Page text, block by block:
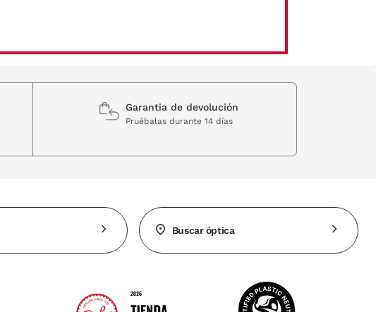
Garantia de devolución
Pruébalas durante 14 días
Buscar óptica